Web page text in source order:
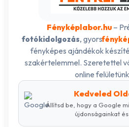
Fényképlabor.hu–
fotókidolgozás, gyors
fényképes ajándékok
szakértelemmel. Szeretettel
online
Kedveled
Állítsd be, hogy a Google
újdonságainkat